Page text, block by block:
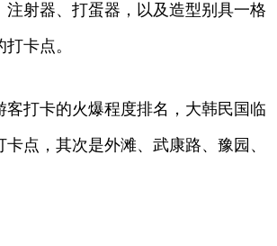
射器、打蛋器，以及造型别具一格
卡点。
打卡的火爆程度排名，大韩民国临
点，其次是外滩、武康路、豫园、